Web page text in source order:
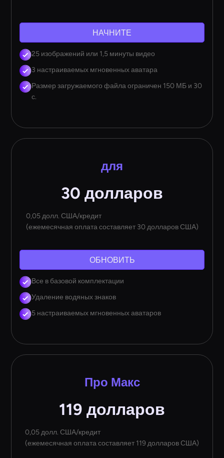
НАЧНИТЕ
25 изображений или 1,5 минуты видео
3 настраиваемых мгновенных аватара
Размер загружаемого файла ограничен 150 МБ и 30
с.
для
30 долларов
0,05 долл. США/кредит
(ежемесячная оплата составляет 30 долларов США)
ОБНОВИТЬ
Все в базовой комплектации
Удаление водяных знаков
5 настраиваемых мгновенных аватаров
Про Макс
119 долларов
0,05 долл. США/кредит
(ежемесячная оплата составляет 119 долларов США)